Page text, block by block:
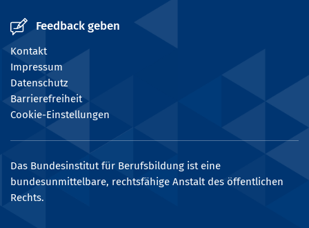
Feedback geben
Kontakt
Impressum
Datenschutz
Barrierefreiheit
Cookie-Einstellungen
Das Bundesinstitut für Berufsbildung ist eine
bundesunmittelbare, rechtsfähige Anstalt des öffentlichen
Rechts.